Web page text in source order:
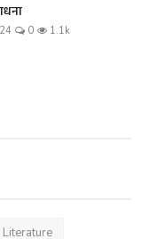
0 1.1k
Literature